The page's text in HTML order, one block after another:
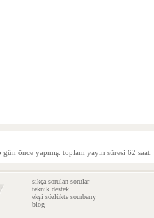
önce yapmış. toplam yayın süresi 62 saat.
sıkça sorulan sorular
teknik destek
ekşi sözlükte sourberry
blog